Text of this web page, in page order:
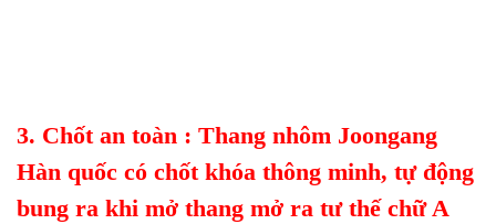
3. Chốt an toàn : Thang nhôm Joongang
Hàn quốc có chốt khóa thông minh, tự động
bung ra khi mở thang mở ra tư thế chữ A